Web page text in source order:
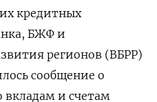
кредитных
БЖФ и
регионов (ВБРР)
сообщение о
вкладам и счетам